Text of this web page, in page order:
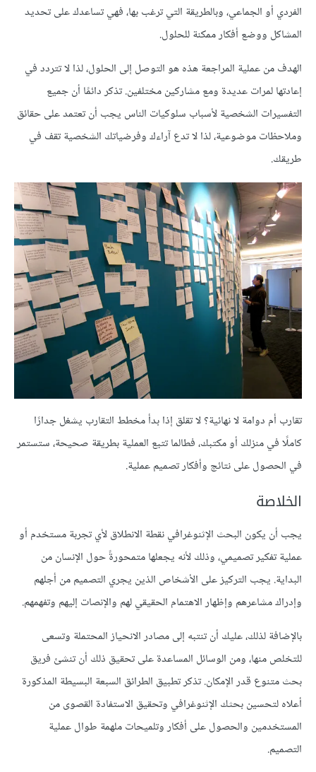
الفردي أو الجماعي، وبالطريقة التي ترغب بها، فهي تساعدك على تحديد
المشاكل ووضع أفكار ممكنة للحلول.
الهدف من عملية المراجعة هذه هو التوصل إلى الحلول، لذا لا تتردد في
إعادتها لمرات عديدة ومع مشاركين مختلفين. تذكر دائمًا أن جميع
التفسيرات الشخصية لأسباب سلوكيات الناس يجب أن تعتمد على حقائق
وملاحظات موضوعية، لذا لا تدع آراءك وفرضياتك الشخصية تقف في
طريقك.
تقارب أم دوامة لا نهائية؟ لا تقلق إذا بدأ مخطط التقارب يشغل جدارًا
كاملًا في منزلك أو مكتبك، فطالما تتبع العملية بطريقة صحيحة، ستستمر
في الحصول على نتائج وأفكار تصميم عملية.
الخلاصة
يجب أن يكون البحث الإثنوغرافي نقطة الانطلاق لأي تجربة مستخدم أو
عملية تفكير تصميمي، وذلك لأنه يجعلها متمحورةً حول الإنسان من
البداية. يجب التركيز على الأشخاص الذين يجري التصميم من أجلهم
وإدراك مشاعرهم وإظهار الاهتمام الحقيقي لهم والإنصات إليهم وتفهمهم.
بالإضافة لذلك، عليك أن تنتبه إلى مصادر الانحياز المحتملة وتسعى
للتخلص منها، ومن الوسائل المساعدة على تحقيق ذلك أن تنشئ فريق
بحث متنوع قدر الإمكان. تذكر تطبيق الطرائق السبعة البسيطة المذكورة
أعلاه لتحسين بحثك الإثنوغرافي وتحقيق الاستفادة القصوى من
المستخدمين والحصول على أفكار وتلميحات ملهمة طوال عملية
التصميم.